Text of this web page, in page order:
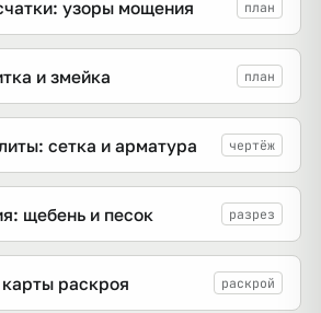
узоры мощения план
и змейка план
сетка и арматура чертёж
щебень и песок разрез
раскроя раскрой